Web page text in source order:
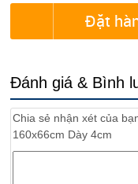
Đặt
Đánh giá & Bình
Chia sẻ nhận xét của
160x66cm Dày 4cm